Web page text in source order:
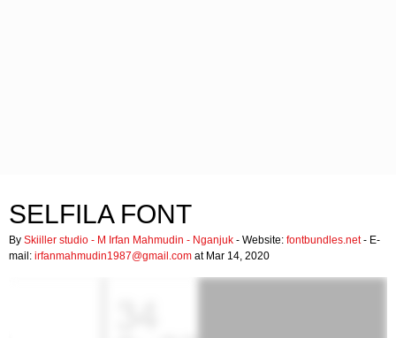
SELFILA FONT
By Skiiller studio - M Irfan Mahmudin - Nganjuk - Website: fontbundles.net- E-
mail: irfanmahmudin1987@gmail.com at Mar 14, 2020